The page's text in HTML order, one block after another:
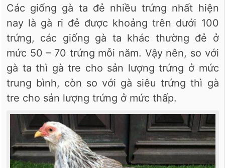
Các giống gà ta đẻ nhiều trứng nhất hiện
nay là gà ri đẻ được khoảng trên dưới 100
trứng, các giống gà ta khác thường đẻ ở
mức 50 – 70 trứng mỗi năm. Vậy nên, so với
gà ta thì gà tre cho sản lượng trứng ở mức
trung bình, còn so với gà siêu trứng thì gà
tre cho sản lượng trứng ở mức thấp.